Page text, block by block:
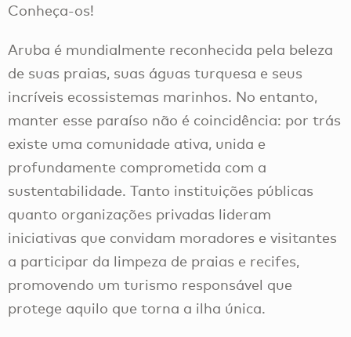
Conheça-os!
Aruba é mundialmente reconhecida pela beleza
de suas praias, suas águas turquesa e seus
incríveis ecossistemas marinhos. No entanto,
manter esse paraíso não é coincidência: por trás
existe uma comunidade ativa, unida e
profundamente comprometida com a
sustentabilidade. Tanto instituições públicas
quanto organizações privadas lideram
iniciativas que convidam moradores e visitantes
a participar da limpeza de praias e recifes,
promovendo um turismo responsável que
protege aquilo que torna a ilha única.